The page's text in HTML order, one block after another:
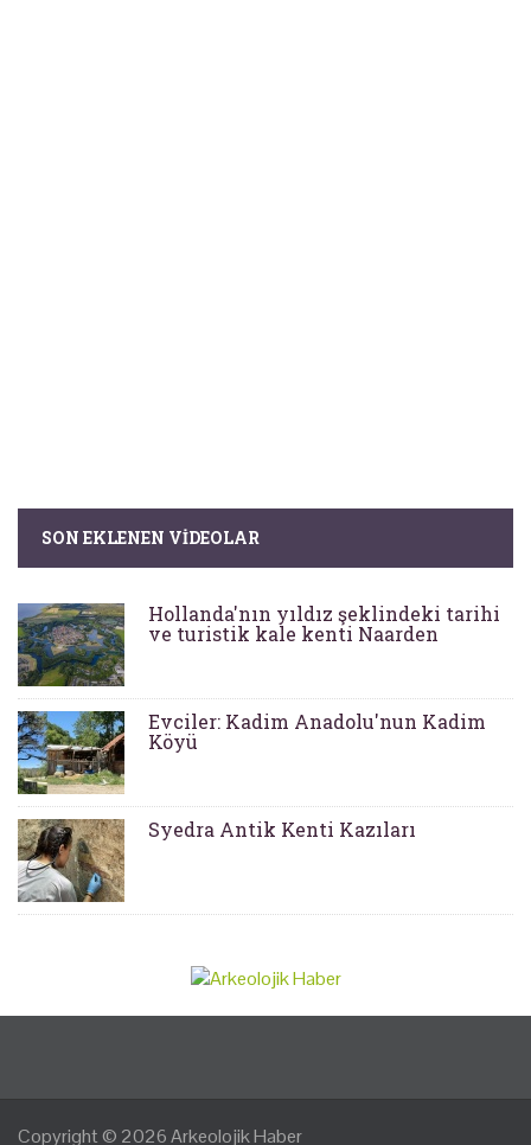
SON EKLENEN VIDEOLAR
Hollanda'nın yıldız şeklindeki tarihi
ve turistik kale kenti Naarden
Evciler: Kadim Anadolu'nun Kadim
Köyü
Syedra Antik Kenti Kazıları
Copyright © 2026Arkeolojik Haber